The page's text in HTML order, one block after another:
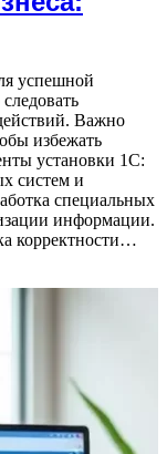
успешной
Важно
избежать
установки 1С:
систем и
специальных
информации.
корректности…